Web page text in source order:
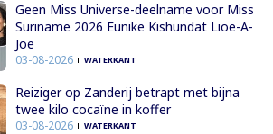
Geen Miss Universe-deelname voor Miss
Suriname 2026 Eunike Kishundat Lioe-A-
Joe
03-08-2026 WATERKANT
Reiziger op Zanderij betrapt met bijna
twee kilo cocaïne in koffer
03-08-2026 WATERKANT